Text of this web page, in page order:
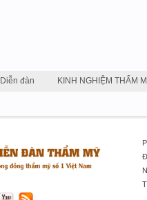
Diễn đàn KINH NGHIỆM THẨM